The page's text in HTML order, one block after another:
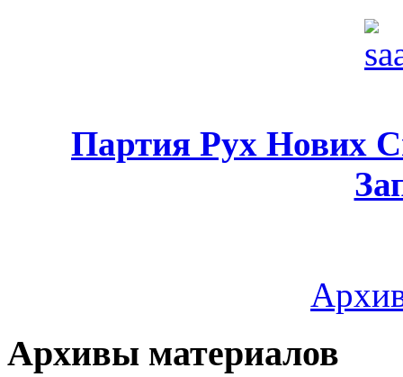
Партия Рух Нових
Архивы материалов